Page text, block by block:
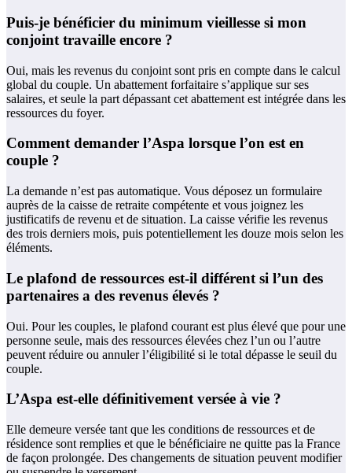
Puis-je bénéficier du minimum vieillesse si mon
conjoint travaille encore ?
Oui, mais les revenus du conjoint sont pris en compte dans le calcul
global du couple. Un abattement forfaitaire s’applique sur ses
salaires, et seule la part dépassant cet abattement est intégrée dans les
ressources du foyer.
Comment demander l’Aspa lorsque l’on est en
couple ?
La demande n’est pas automatique. Vous déposez un formulaire
auprès de la caisse de retraite compétente et vous joignez les
justificatifs de revenu et de situation. La caisse vérifie les revenus
des trois derniers mois, puis potentiellement les douze mois selon les
éléments.
Le plafond de ressources est-il différent si l’un des
partenaires a des revenus élevés ?
Oui. Pour les couples, le plafond courant est plus élevé que pour une
personne seule, mais des ressources élevées chez l’un ou l’autre
peuvent réduire ou annuler l’éligibilité si le total dépasse le seuil du
couple.
L’Aspa est-elle définitivement versée à vie ?
Elle demeure versée tant que les conditions de ressources et de
résidence sont remplies et que le bénéficiaire ne quitte pas la France
de façon prolongée. Des changements de situation peuvent modifier